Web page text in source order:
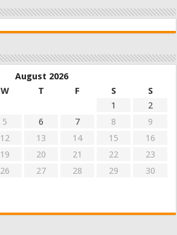
August 2026
W T F S
S
1
2
5 6 7 8
9
12 13 14 15
16
19 20 21 22
23
26 27 28 29
30